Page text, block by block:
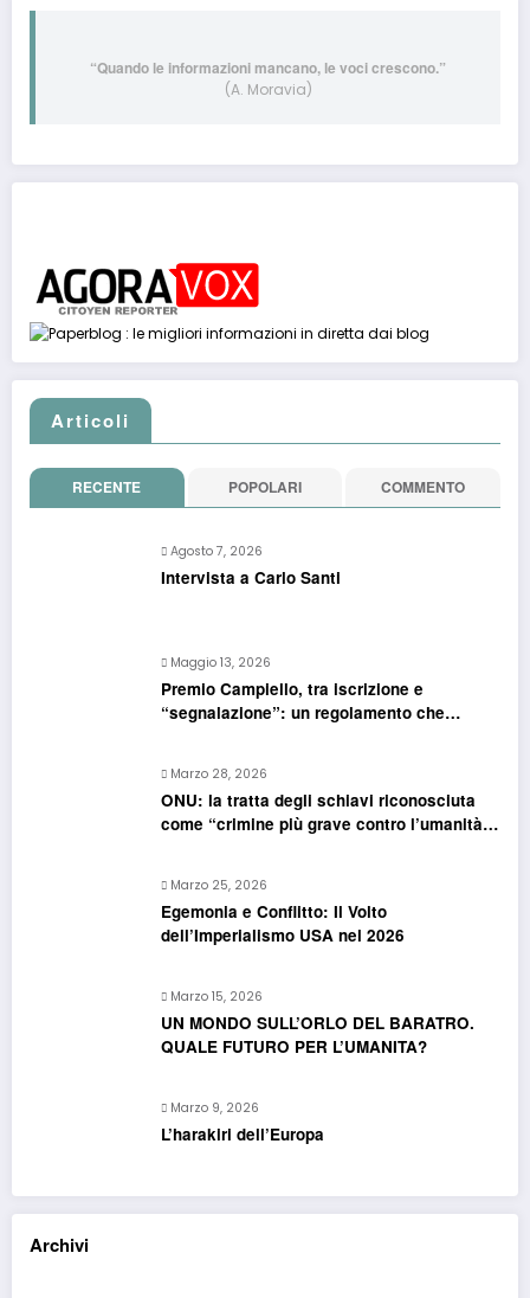
“Quando le informazioni mancano, le voci crescono.”
(A. Moravia)
Articoli
RECENTE POPOLARI COMMENTO
Agosto 7, 2026
Intervista a Carlo Santi
Maggio 13, 2026
Premio Campiello, tra iscrizione e
“segnalazione”: un regolamento che
Marzo 28, 2026
ONU: la tratta degli schiavi riconosciuta
come “crimine più grave contro l’umanità”.
Marzo 25, 2026
Egemonia e Conflitto: Il Volto
dell’Imperialismo USA nel 2026
Marzo 15, 2026
UN MONDO SULL’ORLO DEL BARATRO.
QUALE FUTURO PER L’UMANITA?
Marzo 9, 2026
L’harakiri dell’Europa
Archivi